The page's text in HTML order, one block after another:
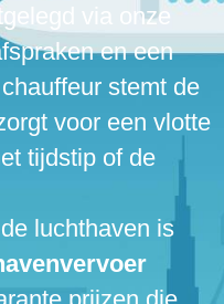
via onze
en een
stemt de
voor een vlotte
tijdstip of de
luchthaven is